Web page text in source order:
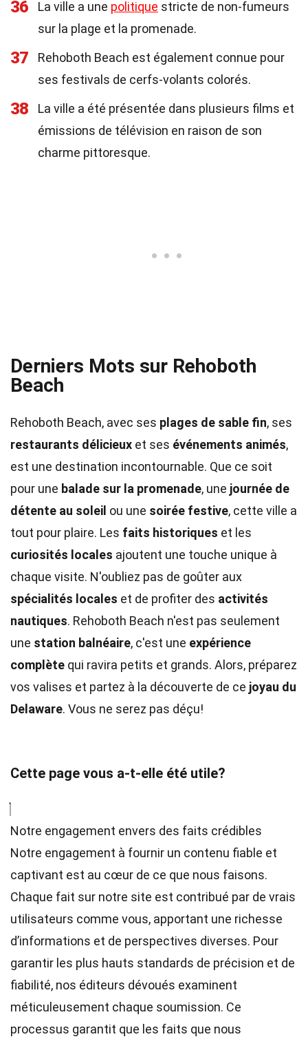
36 La ville a une politique stricte de non-fumeurs
sur la plage et la promenade.
37
Rehoboth Beach est également connue pour
ses festivals de cerfs-volants colorés.
38
La ville a été présentée dans plusieurs films et
émissions de télévision en raison de son
charme pittoresque.
Derniers Mots sur Rehoboth
Beach
Rehoboth Beach, avec ses plages de sable fin, ses
restaurants délicieux et ses événements animés,
est une destination incontournable. Que ce soit
pour une balade sur la promenade, une journée de
détente au soleil ou une soirée festive, cette ville a
tout pour plaire. Les faits historiques et les
curiosités locales ajoutent une touche unique à
chaque visite. N'oubliez pas de goûter aux
spécialités locales et de profiter des activités
nautiques. Rehoboth Beach n'est pas seulement
une station balnéaire, c'est une expérience
complète qui ravira petits et grands. Alors, préparez
vos valises et partez à la découverte de ce joyau du
Delaware. Vous ne serez pas déçu!
Cette page vous a-t-elle été utile?
Notre engagement envers des faits crédibles
Notre engagement à fournir un contenu fiable et
captivant est au cœur de ce que nous faisons.
Chaque fait sur notre site est contribué par de vrais
utilisateurs comme vous, apportant une richesse
d’informations et de perspectives diverses. Pour
garantir les plus hauts standards de précision et de
fiabilité, nos éditeurs dévoués examinent
méticuleusement chaque soumission. Ce
processus garantit que les faits que nous